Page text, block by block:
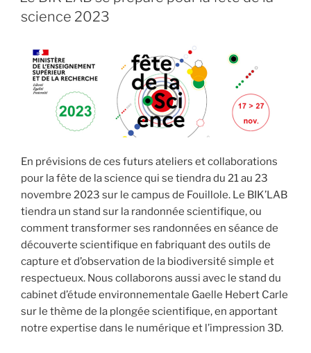
science 2023
En prévisions de ces futurs ateliers et collaborations
pour la fête de la science qui se tiendra du 21 au 23
novembre 2023 sur le campus de Fouillole. Le BIK’LAB
tiendra un stand sur la randonnée scientifique, ou
comment transformer ses randonnées en séance de
découverte scientifique en fabriquant des outils de
capture et d’observation de la biodiversité simple et
respectueux. Nous collaborons aussi avec le stand du
cabinet d’étude environnementale Gaelle Hebert Carle
sur le thème de la plongée scientifique, en apportant
notre expertise dans le numérique et l’impression 3D.